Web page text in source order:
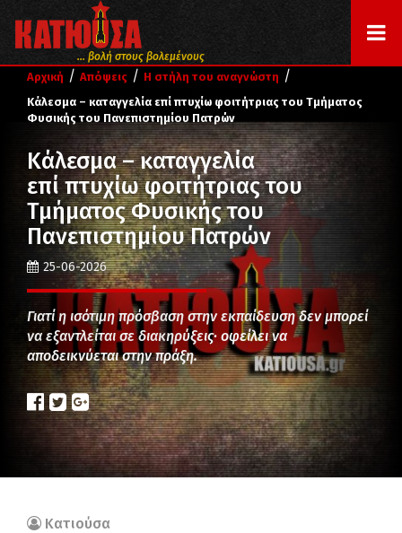
... βολή στους βολεμένους
Αρχική / Απόψεις / Η στήλη του αναγνώστη /
Κάλεσμα – καταγγελία επί πτυχίω φοιτήτριας του Τμήματος
Φυσικής του Πανεπιστημίου Πατρών
Κάλεσμα – καταγγελία
επί πτυχίω φοιτήτριας του
Τμήματος Φυσικής του
Πανεπιστημίου Πατρών
25-06-2026
Γιατί η ισότιμη πρόσβαση στην εκπαίδευση δεν μπορεί
να εξαντλείται σε διακηρύξεις· οφείλει να
αποδεικνύεται στην πράξη.
Κατιούσα